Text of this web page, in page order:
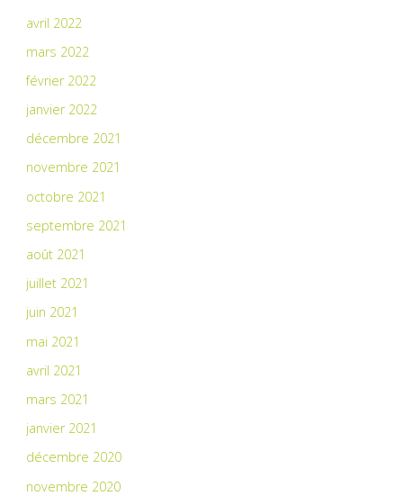
avril 2022
mars 2022
février 2022
janvier 2022
décembre 2021
novembre 2021
octobre 2021
septembre 2021
août 2021
juillet 2021
juin 2021
mai 2021
avril 2021
mars 2021
janvier 2021
décembre 2020
novembre 2020